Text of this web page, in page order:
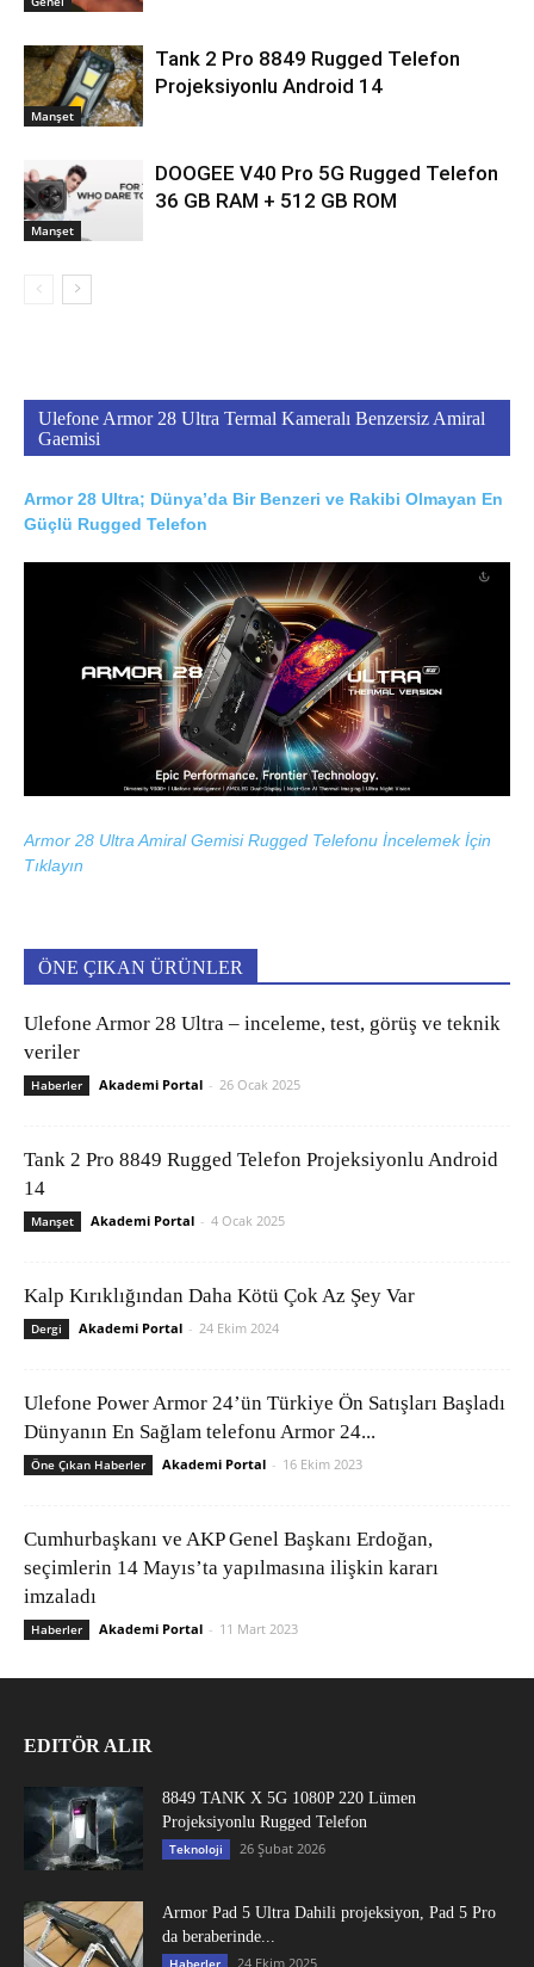
Manşet
Tank 2 Pro 8849 Rugged Telefon
Projeksiyonlu Android 14
Manşet
DOOGEE V40 Pro 5G Rugged Telefon
36 GB RAM + 512 GB ROM
Ulefone Armor 28 Ultra Termal Kameralı Benzersiz Amiral
Gaemisi
Armor 28 Ultra; Dünya’da Bir Benzeri ve Rakibi Olmayan En
Güçlü Rugged Telefon
Armor 28 Ultra Amiral Gemisi Rugged Telefonu İncelemek İçin
Tıklayın
ÖNE ÇIKAN ÜRÜNLER
Ulefone Armor 28 Ultra – inceleme, test, görüş ve teknik
veriler
Haberler Akademi Portal - 26 Ocak 2025
Tank 2 Pro 8849 Rugged Telefon Projeksiyonlu Android
14
Manşet Akademi Portal - 4 Ocak 2025
Kalp Kırıklığından Daha Kötü Çok Az Şey Var
Dergi Akademi Portal - 24 Ekim 2024
Ulefone Power Armor 24’ün Türkiye Ön Satışları Başladı
Dünyanın En Sağlam telefonu Armor 24...
Öne Çıkan Haberler Akademi Portal - 16 Ekim 2023
Cumhurbaşkanı ve AKP Genel Başkanı Erdoğan,
seçimlerin 14 Mayıs’ta yapılmasına ilişkin kararı
imzaladı
Haberler Akademi Portal - 11 Mart 2023
EDITÖR ALIR
8849 TANK X 5G 1080P 220 Lümen
Projeksiyonlu Rugged Telefon
Teknoloji 26 Şubat 2026
Armor Pad 5 Ultra Dahili projeksiyon, Pad 5 Pro
da beraberinde...
Haberler 24 Ekim 2025